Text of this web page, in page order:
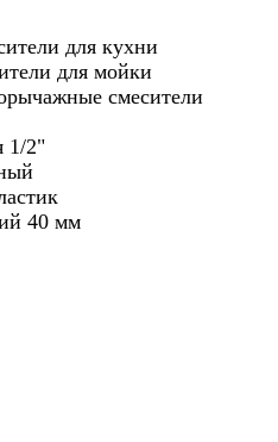
для кухни
для мойки
смесители
1/2"
40 мм